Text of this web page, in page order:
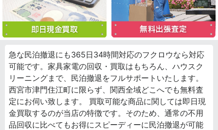
急な民泊撤退にも365日34時間対応のフクロウなら対応
可能です。家具家電の回収・買取はもちろん、ハウスク
リーニングまで、民泊撤退をフルサポートいたします。
西宮市津門住江町に限らず、関西全域どこへでも無料査
定にお伺い致します。 買取可能な商品に関しては即日現
金買取するのが当店の特徴です。そのため、通常の不用
品回収に比べてもお得にスピーディーに民泊撤退が可能